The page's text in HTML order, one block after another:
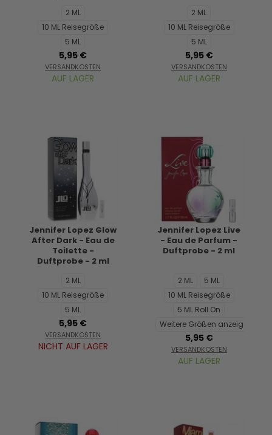
2 ML
10 ML Reisegröße
5 ML
5,95 €
VERSANDKOSTEN
AUF LAGER
2 ML
10 ML Reisegröße
5 ML
5,95 €
VERSANDKOSTEN
AUF LAGER
Jennifer Lopez Glow
After Dark - Eau de
Toilette -
Duftprobe - 2 ml
2 ML
10 ML Reisegröße
5 ML
5,95 €
VERSANDKOSTEN
NICHT AUF LAGER
Jennifer Lopez Live
- Eau de Parfum -
Duftprobe - 2 ml
2 ML
5 ML
10 ML Reisegröße
5 ML Roll On
Weitere Größen anzeigen...
5,95 €
VERSANDKOSTEN
AUF LAGER